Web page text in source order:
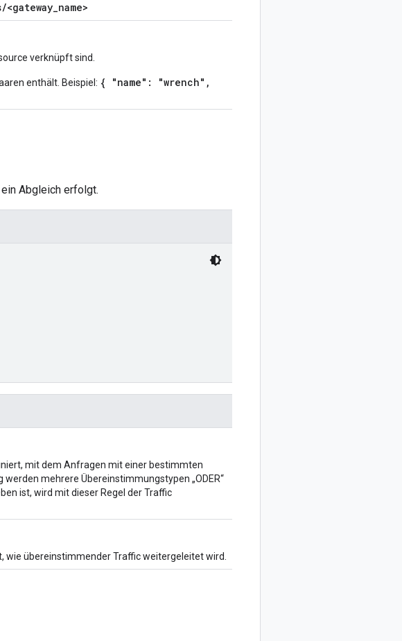
verknüpft sind.
enthält. Beispiel: { "name": "wrench",
Abgleich erfolgt.
mit dem Anfragen mit einer bestimmten
mehrere Übereinstimmungstypen „ODER“
ist, wird mit dieser Regel der Traffic
wie übereinstimmender Traffic weitergeleitet wird.